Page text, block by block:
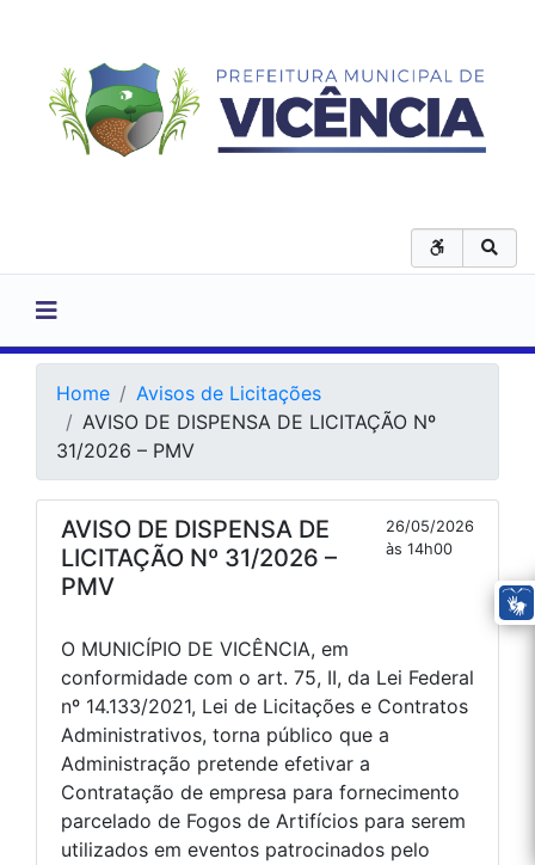
Home
Avisos de Licitações
AVISO DE DISPENSA DE LICITAÇÃO Nº
31/2026 – PMV
AVISO DE DISPENSA DE
LICITAÇÃO Nº 31/2026 –
PMV
26/05/2026
às 14h00
O MUNICÍPIO DE VICÊNCIA, em
conformidade com o art. 75, II, da Lei Federal
nº 14.133/2021, Lei de Licitações e Contratos
Administrativos, torna público que a
Administração pretende efetivar a
Contratação de empresa para fornecimento
parcelado de Fogos de Artifícios para serem
utilizados em eventos patrocinados pelo